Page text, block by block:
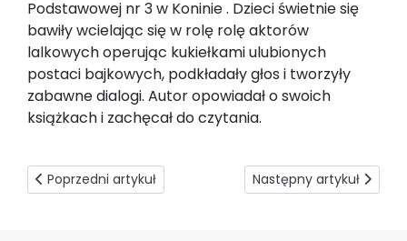
Podstawowej nr 3 w Koninie . Dzieci świetnie się
bawiły wcielając się w rolę rolę aktorów
lalkowych operując kukiełkami ulubionych
postaci bajkowych, podkładały głos i tworzyły
zabawne dialogi. Autor opowiadał o swoich
książkach i zachęcał do czytania.
Poprzedni artykuł: Naprawdę duża satysfakcja
Poprzedni artykuł Następny artykuł:
Następny artykuł